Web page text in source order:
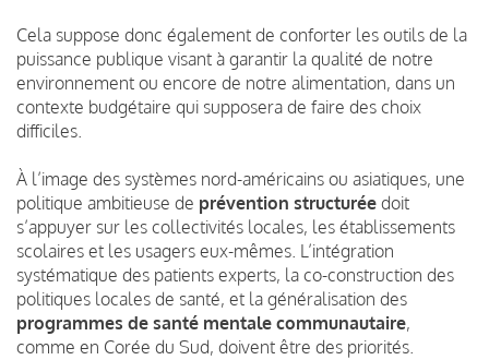
Cela suppose donc également de conforter les outils de la
puissance publique visant à garantir la qualité de notre
environnement ou encore de notre alimentation, dans un
contexte budgétaire qui supposera de faire des choix
difficiles.
À l’image des systèmes nord-américains ou asiatiques, une
politique ambitieuse de prévention structurée doit
s’appuyer sur les collectivités locales, les établissements
scolaires et les usagers eux-mêmes. L’intégration
systématique des patients experts, la co-construction des
politiques locales de santé, et la généralisation des
programmes de santé mentale communautaire,
comme en Corée du Sud, doivent être des priorités.